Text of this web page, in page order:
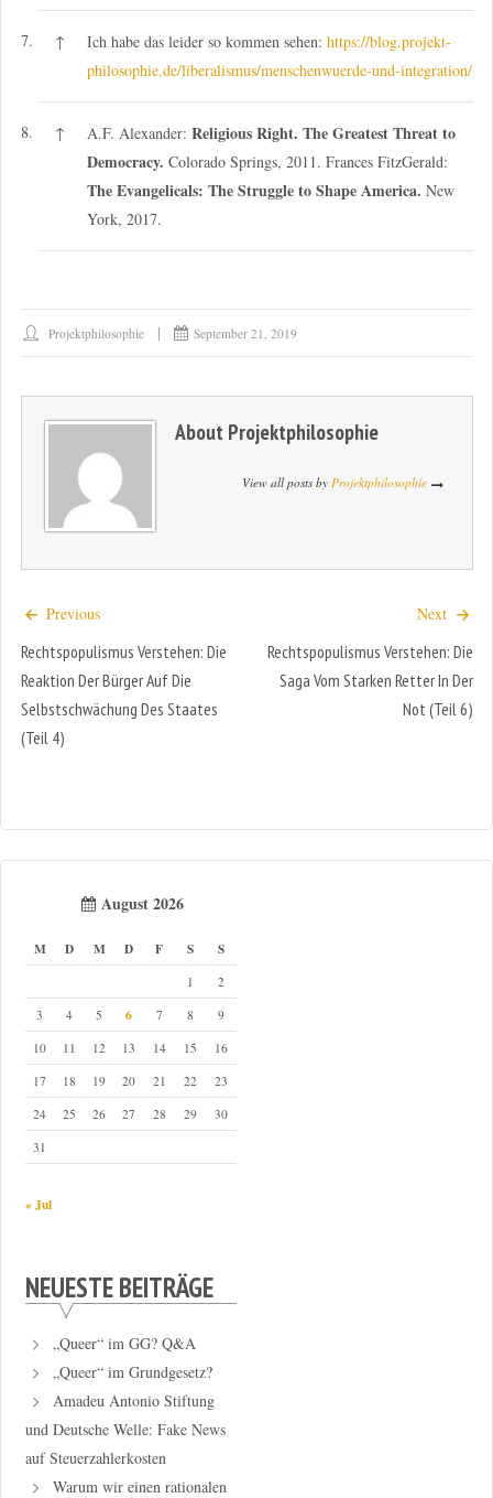
7. ↑ Ich habe das leider so kommen sehen: https://blog.projekt-
philosophie.de/liberalismus/menschenwuerde-und-integration/
8. ↑ A.F. Alexander: Religious Right. The Greatest Threat to
Democracy. Colorado Springs, 2011. Frances FitzGerald:
The Evangelicals: The Struggle to Shape America. New
York, 2017.
Projektphilosophie September 21, 2019
About Projektphilosophie
View all posts by Projektphilosophie
Previous
Rechtspopulismus Verstehen: Die
Reaktion Der Bürger Auf Die
Selbstschwächung Des Staates
(Teil 4)
Next
Rechtspopulismus Verstehen: Die
Saga Vom Starken Retter In Der
Not (Teil 6)
August 2026
M D M D F S S
1
2
3
4 5 6 7 8
9
10
11 12 13 14 15
16
17
18 19 20 21 22
23
24
25 26 27 28 29
30
31
« Jul
NEUESTE BEITRÄGE
„Queer“ im GG? Q&A
„Queer“ im Grundgesetz?
Amadeu Antonio Stiftung
und Deutsche Welle: Fake News
auf Steuerzahlerkosten
Warum wir einen rationalen